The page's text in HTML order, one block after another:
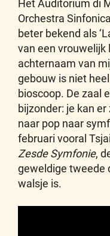
Het Auditorium di
Orchestra
beter bekend als
van een vrouwelijk
achternaam van
gebouw is niet
bioscoop. De zaal
bijzonder: je kan
naar pop naar
februari vooral
Zesde Symfonie,
geweldige tweede
walsje is.